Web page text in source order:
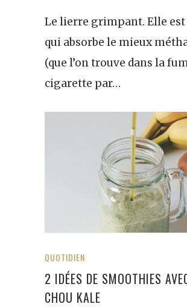
Le lierre grimpant. Elle est
qui absorbe le mieux
(que l’on trouve dans la
cigarette par…
QUOTIDIEN
2 IDÉES DE SMOOTHIES
CHOU KALE